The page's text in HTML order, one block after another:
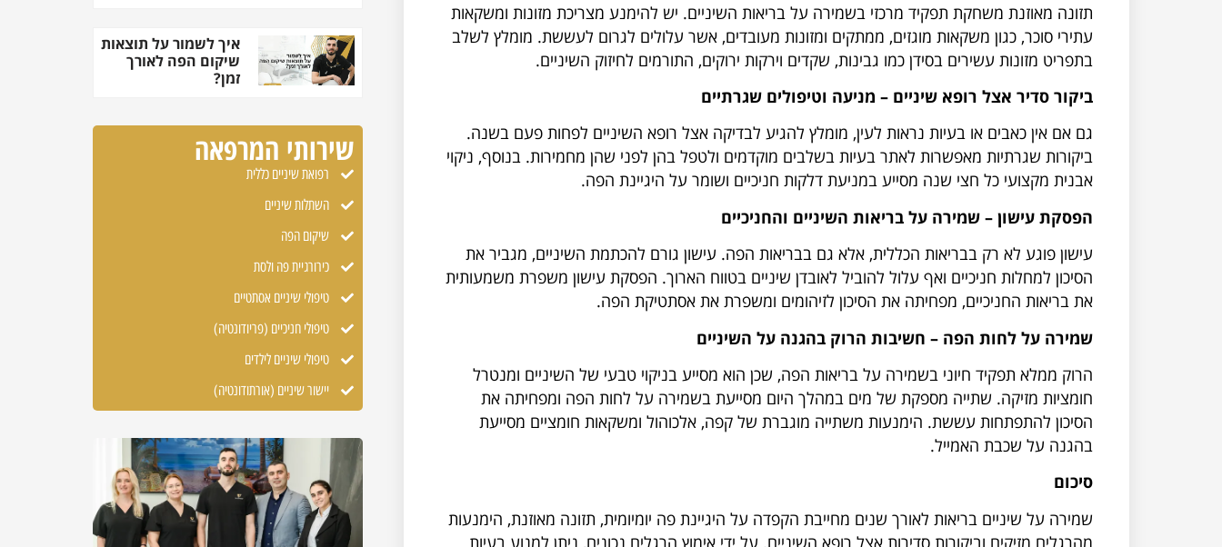
תזונה מאוזנת משחקת תפקיד מרכזי בשמירה על בריאות השיניים. יש להימנע מצריכת מזונות ומשקאות
עתירי סוכר, כגון משקאות מוגזים, ממתקים ומזונות מעובדים, אשר עלולים לגרום לעששת. מומלץ לשלב
בתפריט מזונות עשירים בסידן כמו גבינות, שקדים וירקות ירוקים, התורמים לחיזוק השיניים.
ביקור סדיר אצל רופא שיניים – מניעה וטיפולים שגרתיים
גם אם אין כאבים או בעיות נראות לעין, מומלץ להגיע לבדיקה אצל רופא השיניים לפחות פעם בשנה.
ביקורות שגרתיות מאפשרות לאתר בעיות בשלבים מוקדמים ולטפל בהן לפני שהן מחמירות. בנוסף, ניקוי
אבנית מקצועי כל חצי שנה מסייע במניעת דלקות חניכיים ושומר על היגיינת הפה.
הפסקת עישון – שמירה על בריאות השיניים והחניכיים
עישון פוגע לא רק בבריאות הכללית, אלא גם בבריאות הפה. עישון גורם להכתמת השיניים, מגביר את
הסיכון למחלות חניכיים ואף עלול להוביל לאובדן שיניים בטווח הארוך. הפסקת עישון משפרת משמעותית
את בריאות החניכיים, מפחיתה את הסיכון לזיהומים ומשפרת את אסתטיקת הפה.
שמירה על לחות הפה – חשיבות הרוק בהגנה על השיניים
הרוק ממלא תפקיד חיוני בשמירה על בריאות הפה, שכן הוא מסייע בניקוי טבעי של השיניים ומנטרל
חומציות מזיקה. שתייה מספקת של מים במהלך היום מסייעת בשמירה על לחות הפה ומפחיתה את
הסיכון להתפתחות עששת. הימנעות משתייה מוגברת של קפה, אלכוהול ומשקאות חומציים מסייעת
בהגנה על שכבת האמייל.
סיכום
שמירה על שיניים בריאות לאורך שנים מחייבת הקפדה על היגיינת פה יומיומית, תזונה מאוזנת, הימנעות
מהרגלים מזיקים וביקורות סדירות אצל רופא השיניים. על ידי אימוץ הרגלים נכונים, ניתן למנוע בעיות
איך לשמור על תוצאות
שיקום הפה לאורך
זמן?
שירותי המרפאה
רפואת שיניים כללית
השתלות שיניים
שיקום הפה
כירורגיית פה ולסת
טיפולי שיניים אסתטיים
טיפולי חניכיים (פריודונטיה)
טיפולי שיניים לילדים
יישור שיניים (אורתודונטיה)